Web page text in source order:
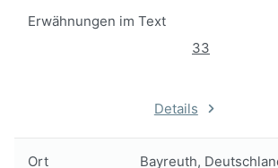
Erwähnungen im Text
33
Details
Ort Bayreuth,